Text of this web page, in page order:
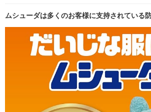
ムシューダは多くのお客様に支持されている